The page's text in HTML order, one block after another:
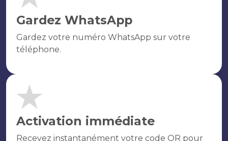
Gardez WhatsApp
Gardez votre numéro WhatsApp sur votre
téléphone.
Activation immédiate
Recevez instantanément votre code QR pour